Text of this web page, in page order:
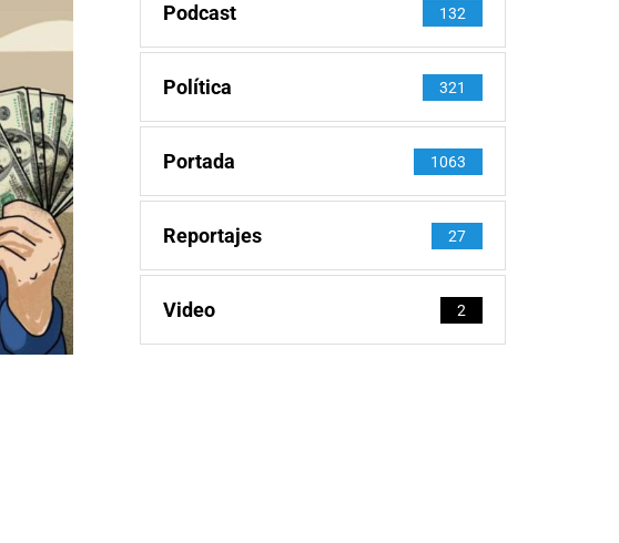
Podcast 132
Política 321
Portada 1063
Reportajes 27
Video 2